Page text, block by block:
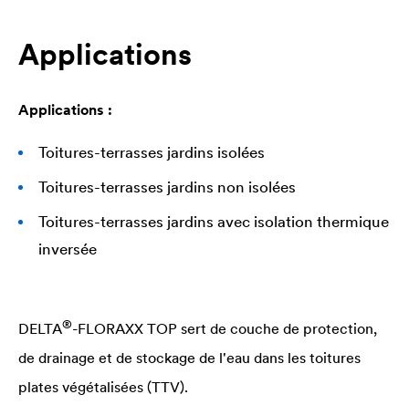
Applications
Applications :
Toitures-terrasses jardins isolées
Toitures-terrasses jardins non isolées
Toitures-terrasses jardins avec isolation thermique
inversée
DELTA®-FLORAXX TOP sert de couche de protection,
de drainage et de stockage de l'eau dans les toitures
plates végétalisées (TTV).